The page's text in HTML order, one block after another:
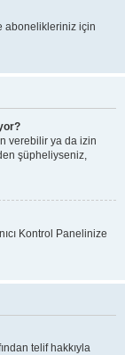
abonelikleriniz için
verebilir ya da izin
şüpheliyseniz,
Kontrol Panelinize
telif hakkıyla